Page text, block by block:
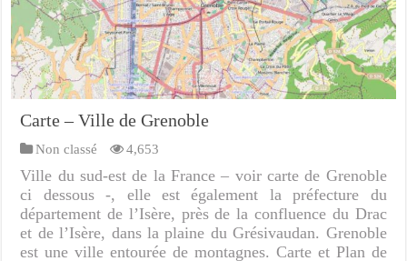
Carte – Ville de Grenoble
Non classé 4,653
Ville du sud-est de la France – voir carte de Grenoble
ci dessous -, elle est également la préfecture du
département de l’Isère, près de la confluence du Drac
et de l’Isère, dans la plaine du Grésivaudan. Grenoble
est une ville entourée de montagnes. Carte et Plan de